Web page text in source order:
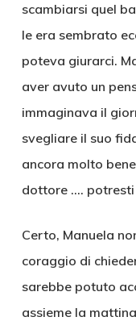
scambiarsi quel
le era sembrato
poteva giurarci.
aver avuto un
immaginava il
svegliare il suo
ancora molto
dottore …. potresti
Certo, Manuela
coraggio di
sarebbe potuto
assieme la